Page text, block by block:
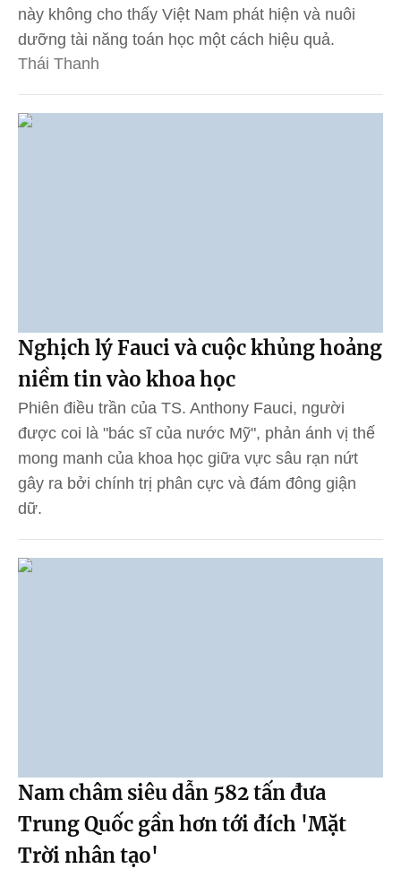
này không cho thấy Việt Nam phát hiện và nuôi
dưỡng tài năng toán học một cách hiệu quả.
Thái Thanh
Nghịch lý Fauci và cuộc khủng hoảng
niềm tin vào khoa học
Phiên điều trần của TS. Anthony Fauci, người
được coi là "bác sĩ của nước Mỹ", phản ánh vị thế
mong manh của khoa học giữa vực sâu rạn nứt
gây ra bởi chính trị phân cực và đám đông giận
dữ.
Nam châm siêu dẫn 582 tấn đưa
Trung Quốc gần hơn tới đích 'Mặt
Trời nhân tạo'